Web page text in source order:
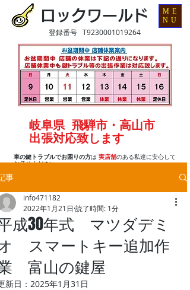
ロックワールド
車の鍵トラブルでお困りの方は 実店舗のある私達に安心して
お任せください
岐阜県 飛騨市・高山市
出張対応致します
登録番号 T9230001019264
ME
NU
事
成30年式 マツダデミ
スマートキー追加作
富山の鍵屋
info471182
2022年1月21日 読了時間: 1分
新日： 2025年1月31日